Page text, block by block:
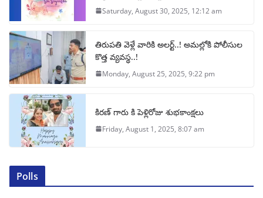
Saturday, August 30, 2025, 12:12 am
తిరుపతి వెళ్లే వారికి అలర్ట్..! అమల్లోకి పోలీసుల
కొత్త వ్యవస్థ..!
Monday, August 25, 2025, 9:22 pm
కిరణ్ గారు కి పెళ్లిరోజు శుభకాంక్షలు
Friday, August 1, 2025, 8:07 am
Polls